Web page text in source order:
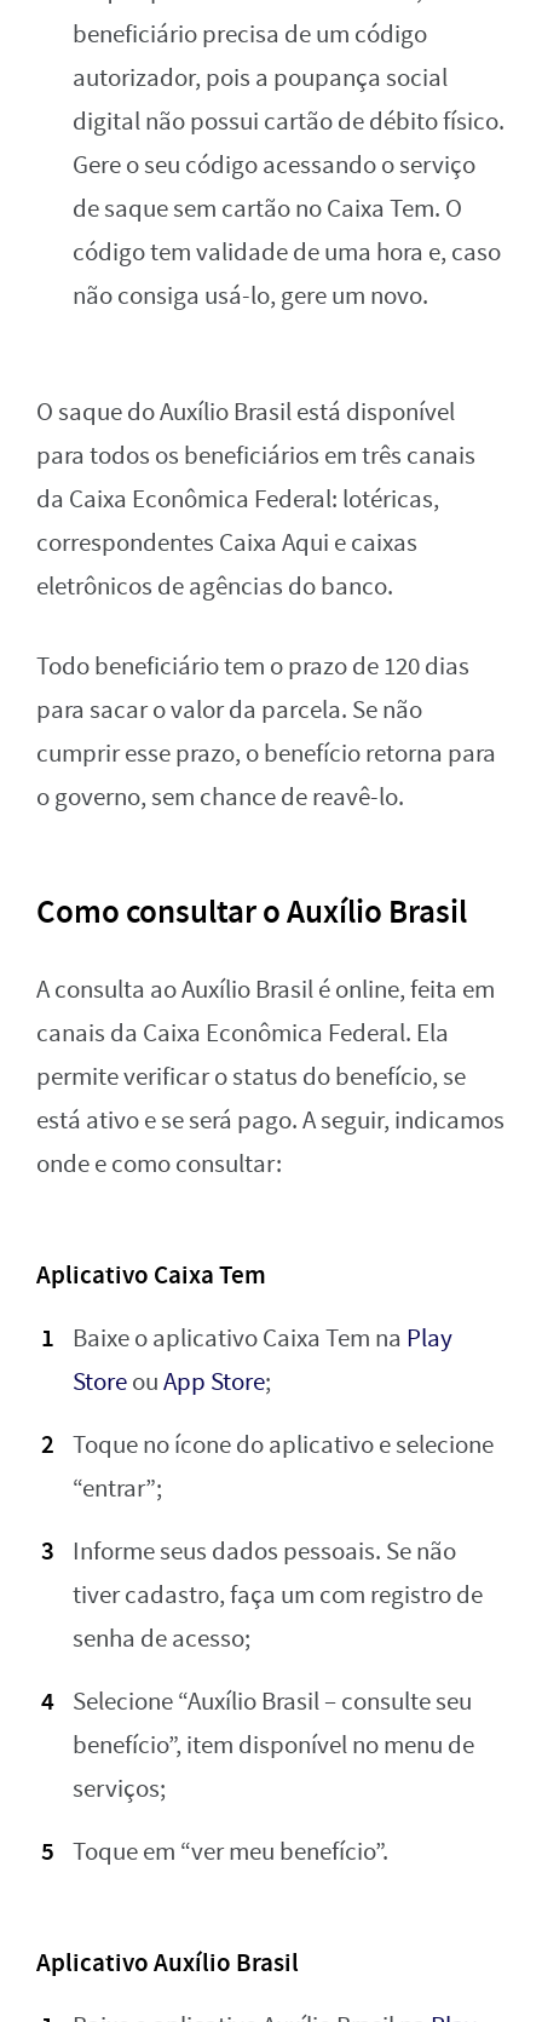
beneficiário precisa de um código
autorizador, pois a poupança social
digital não possui cartão de débito físico.
Gere o seu código acessando o serviço
de saque sem cartão no Caixa Tem. O
código tem validade de uma hora e, caso
não consiga usá-lo, gere um novo.
O saque do Auxílio Brasil está disponível
para todos os beneficiários em três canais
da Caixa Econômica Federal: lotéricas,
correspondentes Caixa Aqui e caixas
eletrônicos de agências do banco.
Todo beneficiário tem o prazo de 120 dias
para sacar o valor da parcela. Se não
cumprir esse prazo, o benefício retorna para
o governo, sem chance de reavê-lo.
Como consultar o Auxílio Brasil
A consulta ao Auxílio Brasil é online, feita em
canais da Caixa Econômica Federal. Ela
permite verificar o status do benefício, se
está ativo e se será pago. A seguir, indicamos
onde e como consultar:
Aplicativo Caixa Tem
Baixe o aplicativo Caixa Tem na Play
StoreouApp Store;
Toque no ícone do aplicativo e selecione
“entrar”;
Informe seus dados pessoais. Se não
tiver cadastro, faça um com registro de
senha de acesso;
Selecione “Auxílio Brasil – consulte seu
benefício”, item disponível no menu de
serviços;
Toque em “ver meu benefício”.
Aplicativo Auxílio Brasil